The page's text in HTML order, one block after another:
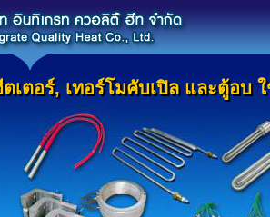
ตเตอร์, เทอร์โมคับเปิล และตู้อ
เตอร์, เทอร์โมคับเปิล และตู้อบ